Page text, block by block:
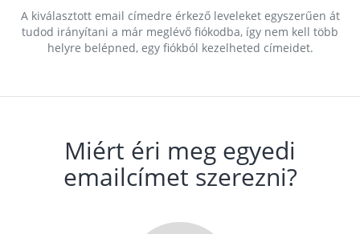
A kiválasztott email címedre érkező leveleket egyszerűen át
tudod irányítani a már meglévő fiókodba, így nem kell több
helyre belépned, egy fiókból kezelheted címeidet.
Miért éri meg egyedi
emailcímet szerezni?